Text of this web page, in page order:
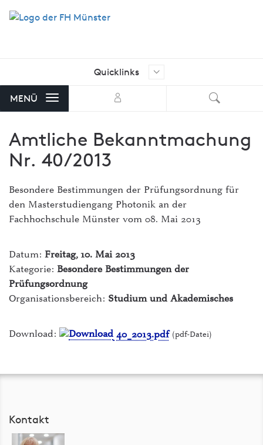
Ich suche nach …
Quicklinks
Aktuelle Stellenangebote der FH
AStA FH Münster
Bibliothek
FH Exam
FH-Shop
von externen Unternehmen
ILIAS Lernplattform
intern - Die Hochschule
PLUSPUNKT
MENÜ
Amtliche Bekanntmachung
Nr. 40/2013
Besondere Bestimmungen der Prüfungsordnung für
den Masterstudiengang Photonik an der
Fachhochschule Münster vom 08. Mai 2013
Datum: Freitag, 10. Mai 2013
Kategorie: Besondere Bestimmungen der
Prüfungsordnung
Organisationsbereich: Studium und Akademisches
Download: 40_2013.pdf (pdf-Datei)
Kontakt